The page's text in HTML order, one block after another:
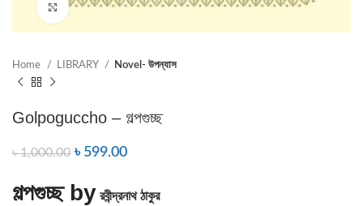
Click to enlarge
Home LIBRARY Novel- উপন্যাস
Golpoguccho – গল্পগুচ্ছ
৳1,000.00 ৳ 599.00
গল্পগুচ্ছ by রবীন্দ্রনাথ ঠাকুর